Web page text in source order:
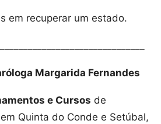
em recuperar um estado.
Margarida Fernandes
e Cursos de
em Quinta do Conde e Setúbal,